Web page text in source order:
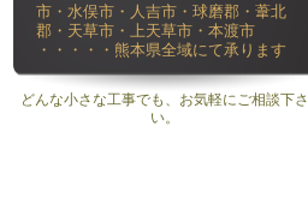
市・水俣市・人吉市・球磨郡・葦北
郡・天草市・上天草市・本渡市
・・・・・熊本県全域にて承ります
どんな小さな工事でも、お気軽にご相談下さ
い。